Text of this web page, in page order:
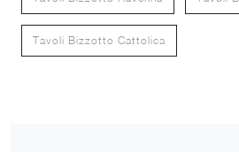
Tavoli Bizzotto Cattolica